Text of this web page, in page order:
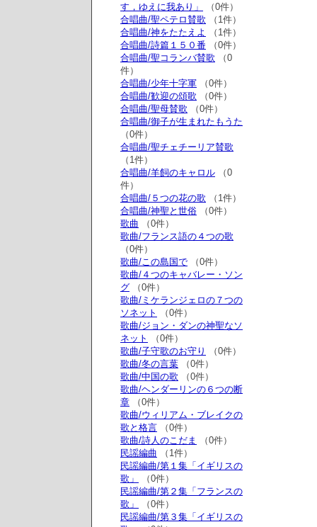
す，ゆえに我あり」
（0件）
合唱曲/聖ペテロ賛歌 （1件）
合唱曲/神をたたえよ
（1件）
合唱曲/詩篇１５０番 （0件）
合唱曲/聖コランバ賛歌 （0
件）
合唱曲/少年十字軍 （0件）
合唱曲/歓迎の頌歌 （0件）
合唱曲/聖母賛歌 （0件）
合唱曲/御子が生まれたもうた
（0件）
合唱曲/聖チェチーリア賛歌
（1件）
合唱曲/羊飼のキャロル （0
件）
合唱曲/５つの花の歌 （1件）
合唱曲/神聖と世俗 （0件）
歌曲 （0件）
歌曲/フランス語の４つの歌
（0件）
歌曲/この島国で （0件）
歌曲/４つのキャバレー・ソン
グ （0件）
歌曲/ミケランジェロの７つの
ソネット
（0件）
歌曲/ジョン・ダンの神聖なソ
ネット
（0件）
歌曲/子守歌のお守り
（0件）
歌曲/冬の言葉 （0件）
歌曲/中国の歌 （0件）
歌曲/ヘンダーリンの６つの断
章 （0件）
歌曲/ウィリアム・ブレイクの
歌と格言 （0件）
歌曲/詩人のこだま
（0件）
民謡編曲 （1件）
民謡編曲/第１集「イギリスの
歌」
（0件）
民謡編曲/第２集「フランスの
歌」
（0件）
民謡編曲/第３集「イギリスの